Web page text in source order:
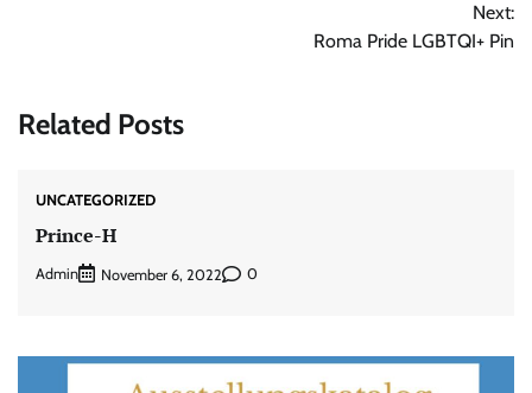
Next:
Roma Pride LGBTQI+ Pin
Related Posts
UNCATEGORIZED
Prince-H
Admin November 6, 2022 0